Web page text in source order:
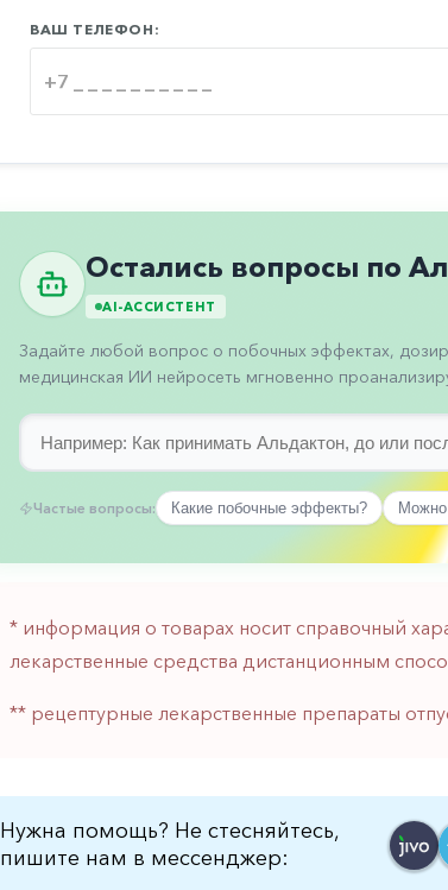
ВАШ ТЕЛЕФОН:
Остались вопросы по
AI-АССИСТЕНТ
Задайте любой вопрос о побочных эффектах,
медицинская ИИ нейросеть мгновенно
Частые вопросы: Какие побочные эффекты? Можно
* информация о товарах носит справочный
лекарственные средства дистанционным
** рецептурные лекарственные препараты
Нужна помощь? Не стесняйтесь,
пишите нам в мессенджер: